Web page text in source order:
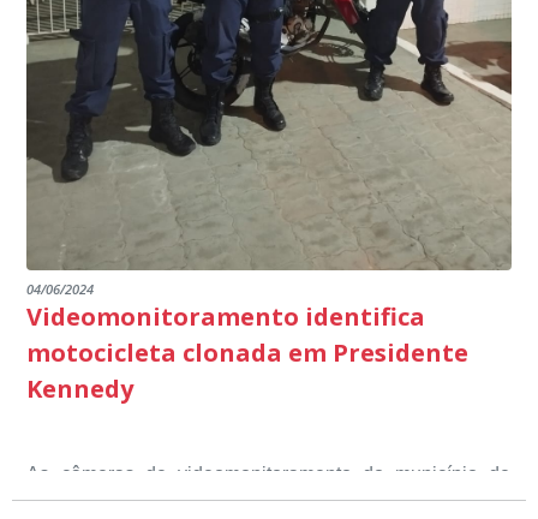
Educação em Presidente Kennedy.
dos educandos. Tudo isso também foi demonstrado ao
Ministério Público através de depoimentos
emocionantes de pais e professores no decorrer da
escuta pública.
promover uma atuação coordenada, integrada e
dialogada em prol do desenvolvimento educacional.
04/06/2024
Videomonitoramento identifica
motocicleta clonada em Presidente
Kennedy
As câmeras de videomonitoramento do município de
Presidente Kennedy identificaram neste fim de semana,